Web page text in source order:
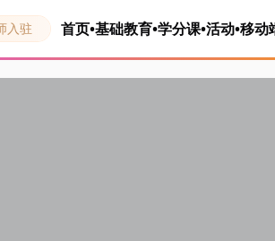
入驻 首页•基础教育•学分课•活动•移动